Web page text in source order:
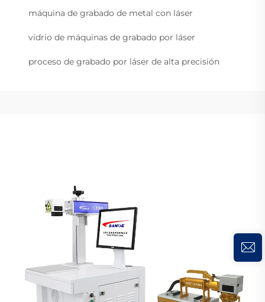
máquina de grabado de metal con láser
vidrio de máquinas de grabado por láser
proceso de grabado por láser de alta precisión